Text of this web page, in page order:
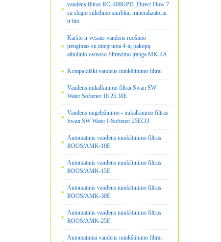
vandens filtras RO-400GPD_Direct Flow 7
su slėgio sukėlimo siurbliu, mineralizatoriu
ir bio
Karšto ir vėsaus vandens ruošimo
įrengimas su integruota 4-ių pakopų
atbulinio osmoso filtravimo įranga MK-4A
Kompaktiški vandens minkštinimo filtrai
Vandens nukalkinimo filtrai Swan SW
Water Softener 18 25 30E
Vandens nugeležinimo - nukalkinimo filtras
Swan SW Water I-Softener 25ECO
Automatinis vandens minkštinimo filtras
ROOS/AMK-10E
Automatinis vandens minkštinimo filtras
ROOS/AMK-15E
Automatinis vandens minkštinimo filtras
ROOS/AMK-30E
Automatinis vandens minkštinimo filtras
ROOS/AMK-25E
Automatiniai vandens minkštinimo filtrai